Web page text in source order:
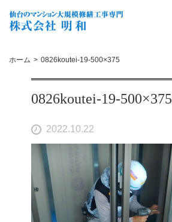
ホーム 0826koutei-19-500×375
0826koutei-19-500×375
2022.10.22